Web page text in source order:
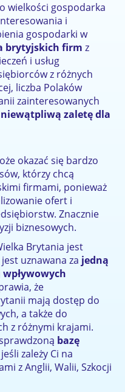
wielkości gospodarka
i
gospodarki w
brytyjskich firm z
i usług
z różnych
liczba Polaków
zainteresowanych
niewątpliwą zaletę dla
okazać się bardzo
którzy chcą
firmami, ponieważ
ofert i
Znacznie
biznesowych.
Brytania jest
uznawana za jedną
że
mają dostęp do
a także do
z różnymi krajami.
bazę
jeśli zależy Ci na
z Anglii, Walii, Szkocji